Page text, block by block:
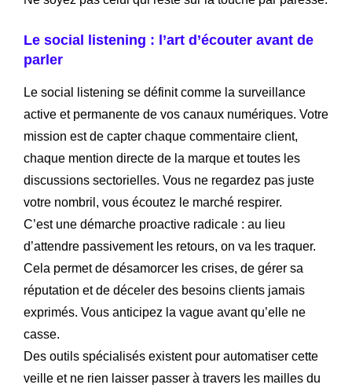
Le social listening : l’art d’écouter avant de
parler
Le social listening se définit comme la surveillance
active et permanente de vos canaux numériques. Votre
mission est de capter chaque commentaire client,
chaque mention directe de la marque et toutes les
discussions sectorielles. Vous ne regardez pas juste
votre nombril, vous écoutez le marché respirer.
C’est une démarche proactive radicale : au lieu
d’attendre passivement les retours, on va les traquer.
Cela permet de désamorcer les crises, de gérer sa
réputation et de déceler des besoins clients jamais
exprimés. Vous anticipez la vague avant qu’elle ne
casse.
Des outils spécialisés existent pour automatiser cette
veille et ne rien laisser passer à travers les mailles du